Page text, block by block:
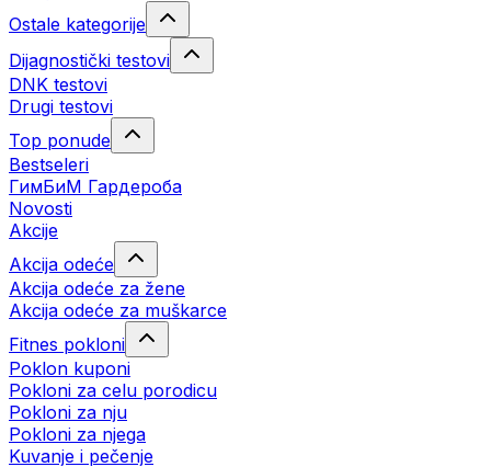
Ostale kategorije
Dijagnostički testovi
DNK testovi
Drugi testovi
Top ponude
Bestseleri
ГимБиМ Гардeробa
Novosti
Akcije
Akcija odeće
Akcija odeće za žene
Akcija odeće za muškarce
Fitnes pokloni
Poklon kuponi
Pokloni za celu porodicu
Pokloni za nju
Pokloni za njega
Kuvanje i pečenje